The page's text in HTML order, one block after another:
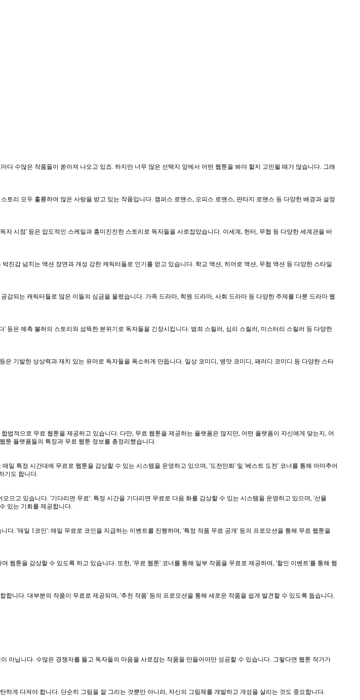
수많은 작품들이 쏟아져 나오고 있죠. 하지만 너무 많은 선택지 앞에서 어떤 웹툰을 봐야 할지 고민될 때가 많습니다. 그래
리 모두 훌륭하여 많은 사랑을 받고 있는 작품입니다. 캠퍼스 로맨스, 오피스 로맨스, 판타지 로맨스 등 다양한 배경과 설정
시점' 등은 압도적인 스케일과 흥미진진한 스토리로 독자들을 사로잡았습니다. 이세계, 헌터, 무협 등 다양한 세계관을 바
진감 넘치는 액션 장면과 개성 강한 캐릭터들로 인기를 얻고 있습니다. 학교 액션, 히어로 액션, 무협 액션 등 다양한 스타일
되는 캐릭터들로 많은 이들의 심금을 울렸습니다. 가족 드라마, 학원 드라마, 사회 드라마 등 다양한 주제를 다룬 드라마 웹
등은 예측 불허의 스토리와 섬뜩한 분위기로 독자들을 긴장시킵니다. 범죄 스릴러, 심리 스릴러, 미스터리 스릴러 등 다양한
기발한 상상력과 재치 있는 유머로 독자들을 폭소하게 만듭니다. 일상 코미디, 병맛 코미디, 패러디 코미디 등 다양한 스타
적으로 무료 웹툰을 제공하고 있습니다. 다만, 무료 웹툰을 제공하는 플랫폼은 많지만, 어떤 플랫폼이 자신에게 맞는지, 어
툰 플랫폼들의 특징과 무료 웹툰 정보를 총정리했습니다.
일 특정 시간대에 무료로 웹툰을 감상할 수 있는 시스템을 운영하고 있으며, '도전만화' 및 '베스트 도전' 코너를 통해 아마추어
기도 합니다.
으고 있습니다. '기다리면 무료': 특정 시간을 기다리면 무료로 다음 화를 감상할 수 있는 시스템을 운영하고 있으며, '선물
있는 기회를 제공합니다.
. '매일 1코인': 매일 무료로 코인을 지급하는 이벤트를 진행하며, '특정 작품 무료 공개' 등의 프로모션을 통해 무료 웹툰을
웹툰을 감상할 수 있도록 하고 있습니다. 또한, '무료 웹툰' 코너를 통해 일부 작품을 무료로 제공하며, '할인 이벤트'를 통해 웹
니다. 대부분의 작품이 무료로 제공되며, '추천 작품' 등의 프로모션을 통해 새로운 작품을 쉽게 발견할 수 있도록 돕습니다.
아닙니다. 수많은 경쟁자를 뚫고 독자들의 마음을 사로잡는 작품을 만들어야만 성공할 수 있습니다. 그렇다면 웹툰 작가가
게 다져야 합니다. 단순히 그림을 잘 그리는 것뿐만 아니라, 자신의 그림체를 개발하고 개성을 살리는 것도 중요합니다.